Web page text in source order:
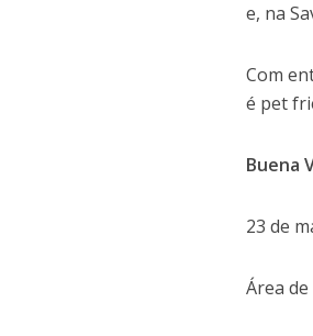
e, na
Com
é pet
Buena
23 de
Área